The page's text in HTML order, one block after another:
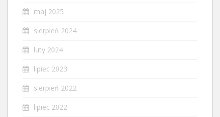
maj 2025
sierpień 2024
luty 2024
lipiec 2023
sierpień 2022
lipiec 2022